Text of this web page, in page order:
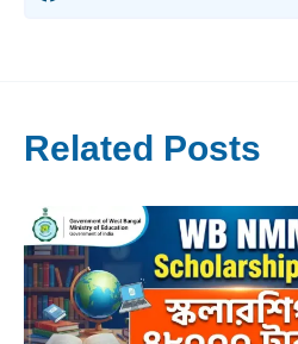
Related Posts